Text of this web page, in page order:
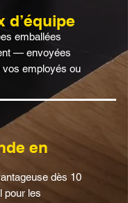
d’équipe
emballées
— envoyées
employés ou
en
dès 10
pour les